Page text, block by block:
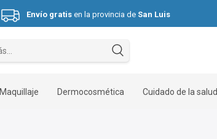
Envío gratis en la provincia de San Luis
Hasta 3 cuotas sin interés.
Maquillaje Dermocosmética Cuidado de la salud